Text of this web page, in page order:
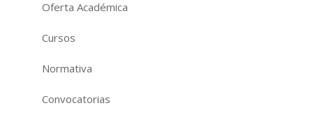
Oferta Académica
Cursos
Normativa
Convocatorias